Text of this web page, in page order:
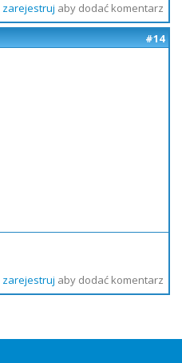
zarejestruj aby dodać komentarz
#14
zarejestruj aby dodać komentarz